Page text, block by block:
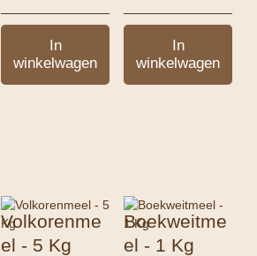
In
winkelwagen
In
winkelwagen
Volkorenme
el - 5 Kg
Boekweitme
el - 1 Kg